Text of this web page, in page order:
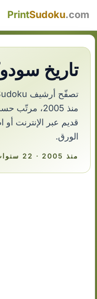
PrintSudoku.com
تاريخ
منذ 2005،
الورق.
منذ 2005 · 22 سنوات · 7686 سودوكو